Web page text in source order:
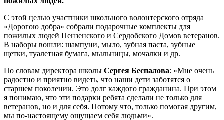
С этой целью участники школьного волонтерского отряда
«Дорогою добра» собрали подарочные комплекты для
пожилых людей Пензенского и Сердобского Домов ветеранов.
В наборы вошли: шампуни, мыло, зубная паста, зубные
щетки, туалетная бумага, мыльницы, мочалки и др.
По словам директора школы Сергея Беспалова: «Мне очень
радостно и приятно видеть, что наши дети заботятся о
старшем поколении. Это долг каждого гражданина. При этом
я понимаю, что эти подарки ребята сделали не только для
ветеранов, но и для себя. Потому что, только помогая другим,
мы по-настоящему ощущаем себя людьми».